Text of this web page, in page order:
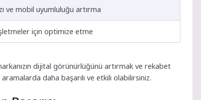
ve mobil uyumluluğu artırma
için optimize etme
dijital görünürlüğünü artırmak ve rekabet
daha başarılı ve etkili olabilirsiniz.